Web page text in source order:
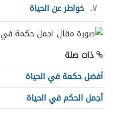
٧ خواطر عن الحياة
ذات صلة
أفضل حكمة في الحياة
أجمل الحكم في الحياة